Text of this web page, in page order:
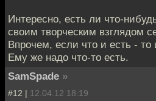
Интересно, есть ли что-
своим творческим взглядом
Впрочем, если что и есть - то
Ему же надо что-то есть.
SamSpade »
#12 | 12.04.12 18:19